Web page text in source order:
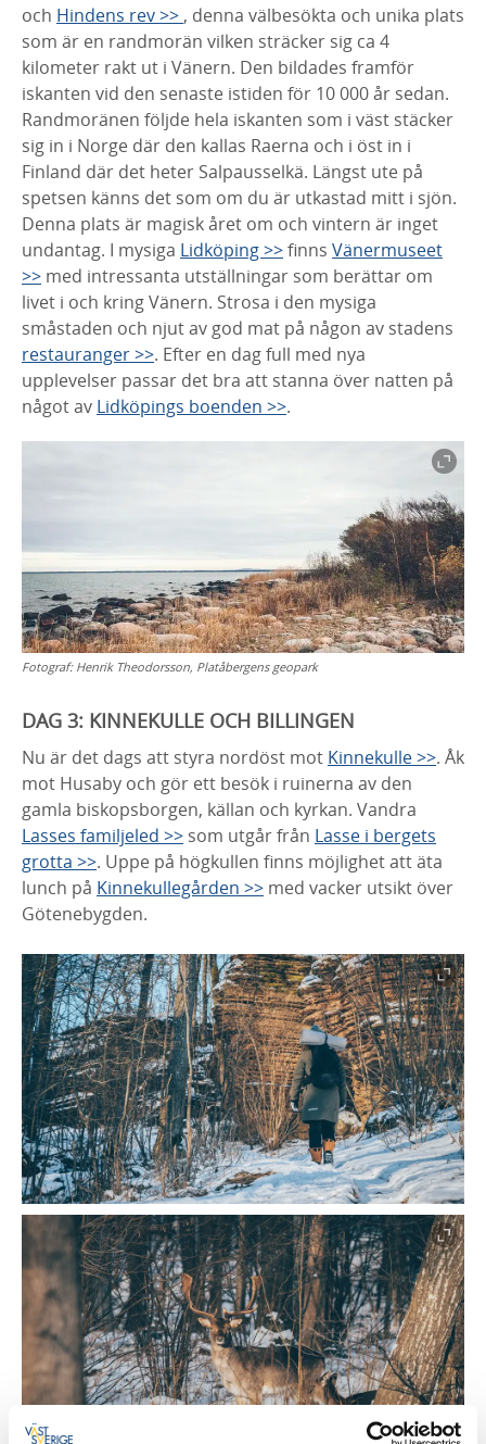
och Hindens rev >> , denna välbesökta och unika plats
som är en randmorän vilken sträcker sig ca 4
kilometer rakt ut i Vänern. Den bildades framför
iskanten vid den senaste istiden för 10 000 år sedan.
Randmoränen följde hela iskanten som i väst stäcker
sig in i Norge där den kallas Raerna och i öst in i
Finland där det heter Salpausselkä. Längst ute på
spetsen känns det som om du är utkastad mitt i sjön.
Denna plats är magisk året om och vintern är inget
undantag. I mysiga Lidköping >>finns Vänermuseet
>> med intressanta utställningar som berättar om
livet i och kring Vänern. Strosa i den mysiga
småstaden och njut av god mat på någon av stadens
restauranger >>. Efter en dag full med nya
upplevelser passar det bra att stanna över natten på
något av Lidköpings boenden >>.
Fotograf: Henrik Theodorsson, Platåbergens geopark
DAG 3: KINNEKULLE OCH BILLINGEN
Nu är det dags att styra nordöst mot Kinnekulle >>. Åk
mot Husaby och gör ett besök i ruinerna av den
gamla biskopsborgen, källan och kyrkan. Vandra
Lasses familjeled >> som utgår från Lasse i bergets
grotta >>. Uppe på högkullen finns möjlighet att äta
lunch på Kinnekullegården >> med vacker utsikt över
Götenebygden.